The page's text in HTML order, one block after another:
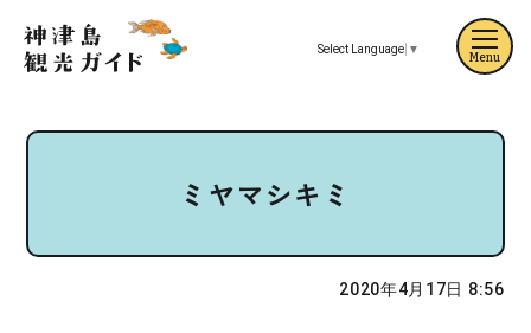
Select Language ▼
ミヤマシキミ
2020年4月17日 8:56
Menu